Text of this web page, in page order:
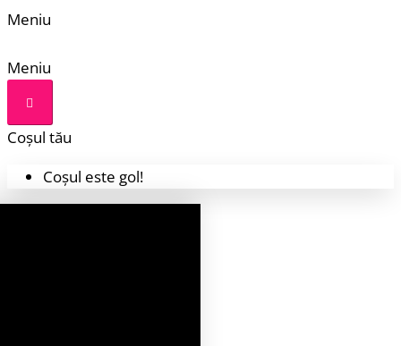
Meniu
Meniu
Coșul tău
Coșul este gol!